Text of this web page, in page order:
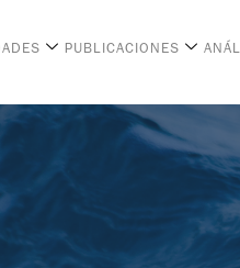
PUBLICACIONES